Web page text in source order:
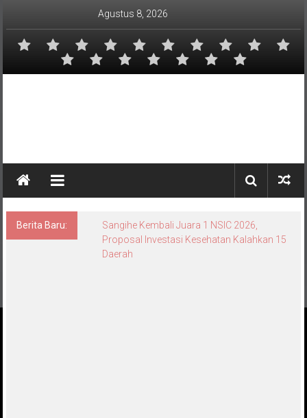
Agustus 8, 2026
Berita Baru:
Sangihe Kembali Juara 1 NSIC 2026,
Proposal Investasi Kesehatan Kalahkan 15
Daerah